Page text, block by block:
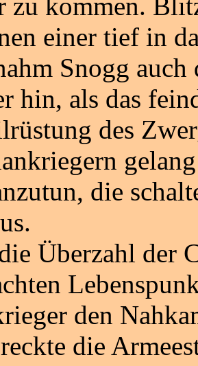
einer tief in
Snogg
hin, als das
des
die
Überzahl der
den
die